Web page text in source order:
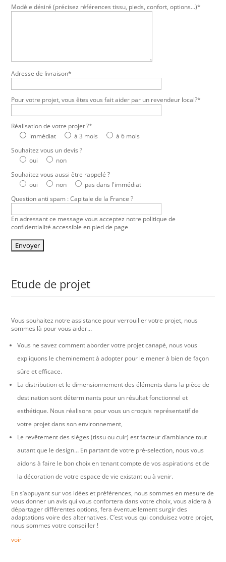
Modèle désiré (précisez références tissu, pieds, confort, options...)*
Adresse de livraison*
Pour votre projet, vous êtes vous fait aider par un revendeur local?*
Réalisation de votre projet ?*
immédiat
à 3 mois
à 6 mois
Souhaitez vous un devis ?
oui
non
Souhaitez vous aussi être rappelé ?
oui
non
pas dans l'immédiat
Question anti spam : Capitale de la France ?
En adressant ce message vous acceptez notre politique de
confidentialité accessible en pied de page
Etude de projet
Vous souhaitez notre assistance pour verrouiller votre projet, nous
sommes là pour vous aider…
Vous ne savez comment aborder votre projet canapé, nous vous
expliquons le cheminement à adopter pour le mener à bien de façon
sûre et efficace.
La distribution et le dimensionnement des éléments dans la pièce de
destination sont déterminants pour un résultat fonctionnel et
esthétique. Nous réalisons pour vous un croquis représentatif de
votre projet dans son environnement,
Le revêtement des sièges (tissu ou cuir) est facteur d’ambiance tout
autant que le design… En partant de votre pré-selection, nous vous
aidons à faire le bon choix en tenant compte de vos aspirations et de
la décoration de votre espace de vie existant ou à venir.
En s’appuyant sur vos idées et préférences, nous sommes en mesure de
vous donner un avis qui vous confortera dans votre choix, vous aidera à
départager différentes options, fera éventuellement surgir des
adaptations voire des alternatives. C’est vous qui conduisez votre projet,
nous sommes votre conseiller !
voir